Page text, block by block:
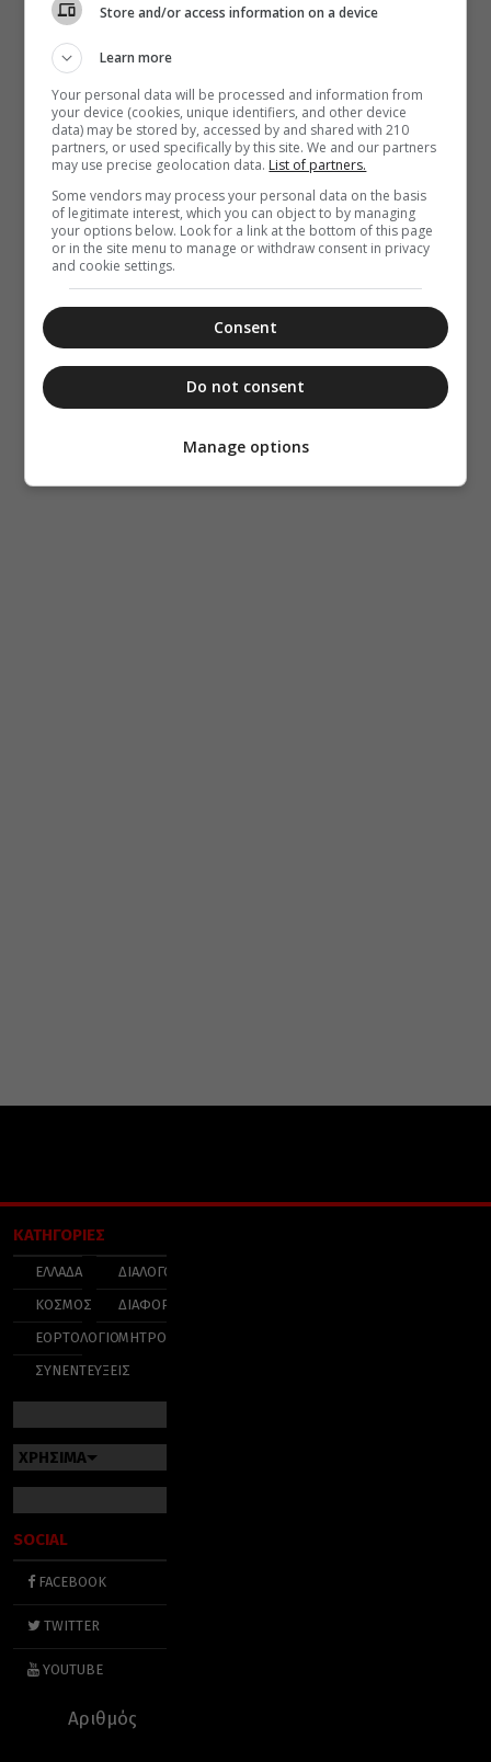
ΚΑΤΗΓΟΡΙΕΣ
ΕΛΛΑΔΑ
ΚΟΣΜΟΣ
ΕΟΡΤΟΛΟΓΙΟ
ΣΥΝΕΝΤΕΥΞΕΙΣ
ΔΙΑΛΟΓΟΣ
ΔΙΑΦΟΡΑ
ΜΗΤΡΟΠΟΛΕΙΣ
ΧΡΗΣΙΜΑ
SOCIAL
FACEBOOK
TWITTER
YOUTUBE
Αριθμός
Store and/or access information on a device
Learn more
Your personal data will be processed and information from
your device (cookies, unique identifiers, and other device
data) may be stored by, accessed by and shared with 210
partners, or used specifically by this site. We and our partners
may use precise geolocation data. List of partners.
Some vendors may process your personal data on the basis
of legitimate interest, which you can object to by managing
your options below. Look for a link at the bottom of this page
or in the site menu to manage or withdraw consent in privacy
and cookie settings.
Consent
Do not consent
Manage options